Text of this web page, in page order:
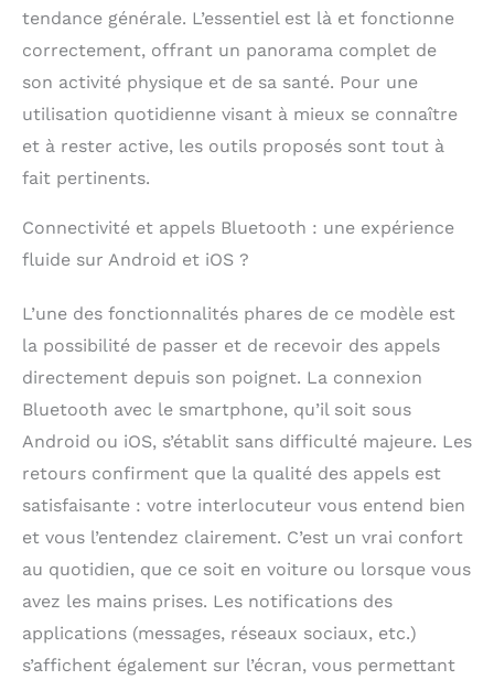
tendance générale. L’essentiel est là et fonctionne
correctement, offrant un panorama complet de
son activité physique et de sa santé. Pour une
utilisation quotidienne visant à mieux se connaître
et à rester active, les outils proposés sont tout à
fait pertinents.
Connectivité et appels Bluetooth : une expérience
fluide sur Android et iOS ?
L’une des fonctionnalités phares de ce modèle est
la possibilité de passer et de recevoir des appels
directement depuis son poignet. La connexion
Bluetooth avec le smartphone, qu’il soit sous
Android ou iOS, s’établit sans difficulté majeure. Les
retours confirment que la qualité des appels est
satisfaisante : votre interlocuteur vous entend bien
et vous l’entendez clairement. C’est un vrai confort
au quotidien, que ce soit en voiture ou lorsque vous
avez les mains prises. Les notifications des
applications (messages, réseaux sociaux, etc.)
s’affichent également sur l’écran, vous permettant